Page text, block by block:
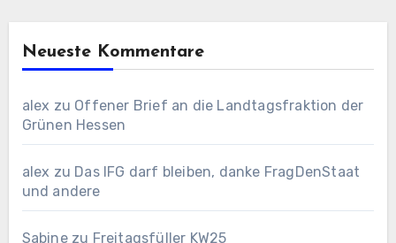
Neueste Kommentare
alex zu Offener Brief an die Landtagsfraktion der
Grünen Hessen
alex zu Das IFG darf bleiben, danke FragDenStaat
und andere
Sabinezu Freitagsfüller KW25